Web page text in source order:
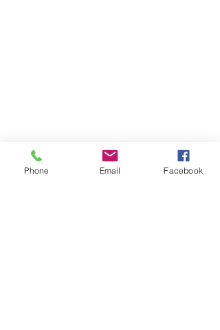
Phone Email Facebook